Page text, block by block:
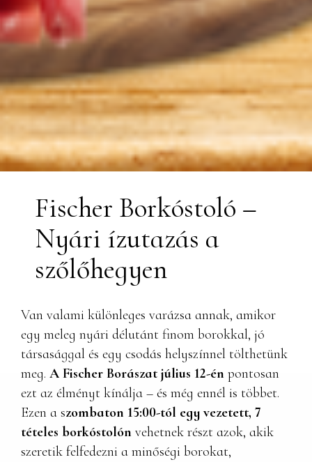
Fischer Borkóstoló –
Nyári ízutazás a
szőlőhegyen
Van valami különleges varázsa annak, amikor
egy meleg nyári délutánt finom borokkal, jó
társasággal és egy csodás helyszínnel tölthetünk
meg. A Fischer Borászat július 12-én pontosan
ezt az élményt kínálja – és még ennél is többet.
Ezen a szombaton 15:00-tól egy vezetett, 7
tételes borkóstolón vehetnek részt azok, akik
szeretik felfedezni a minőségi borokat,